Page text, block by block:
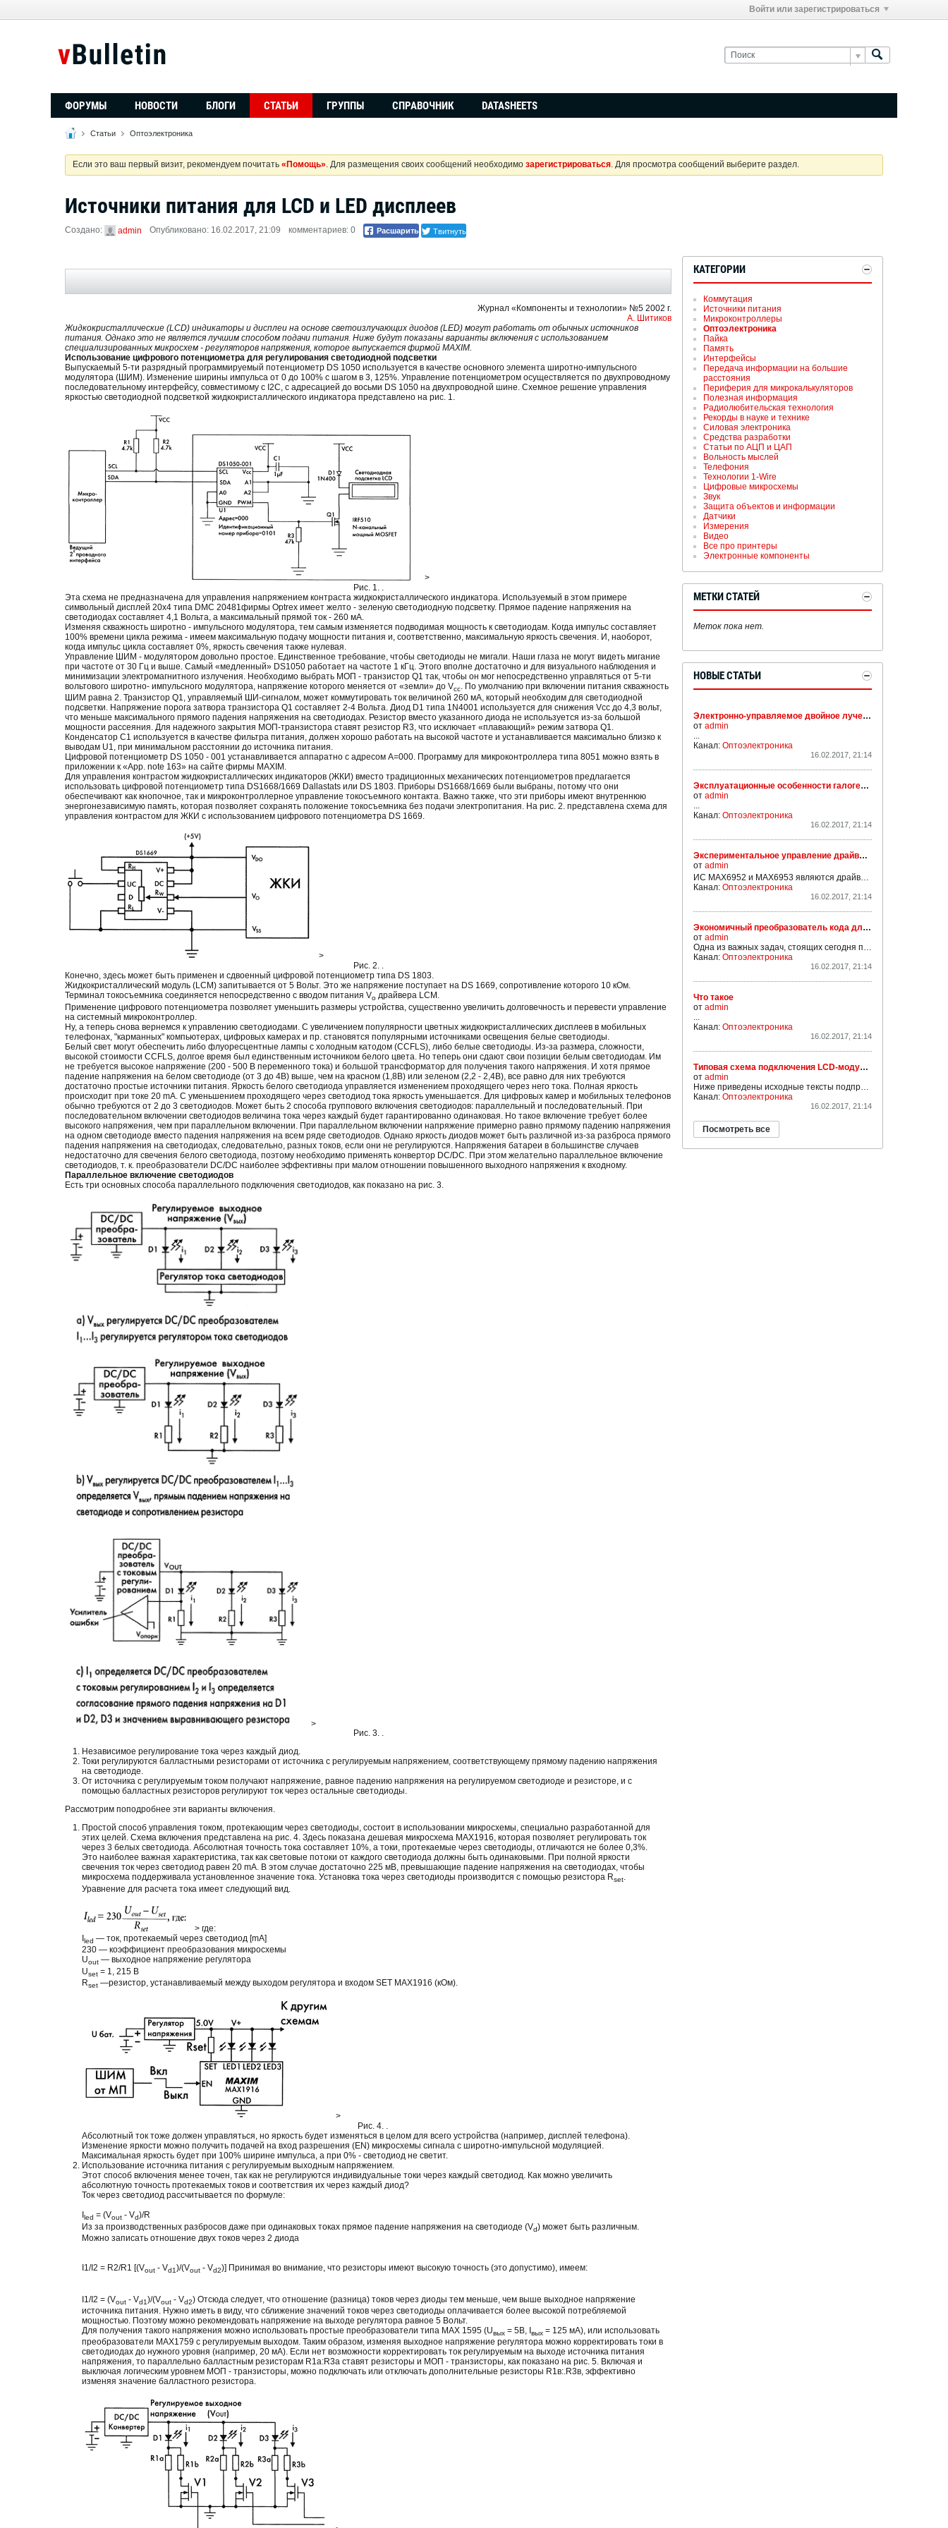
Войти или зарегистрироваться
ФОРУМЫ НОВОСТИ БЛОГИ СТАТЬИ ГРУППЫ СПРАВОЧНИК DATASHEETS
Статьи Оптоэлектроника
Если это ваш первый визит, рекомендуем почитать «Помощь». Для размещения своих сообщений необходимо зарегистрироваться. Для просмотра сообщений выберите раздел.
Источники питания для LCD и LED дисплеев
Создано: admin Опубликовано: 16.02.2017, 21:09 комментариев: 0 Расшарить Твитнуть
Журнал «Компоненты и технологии» №5 2002 г.
А. Шитиков
Жидкокристаллические (LCD) индикаторы и дисплеи на основе светоизлучающих диодов (LED) могут работать от обычных источников
питания. Однако это не является лучшим способом подачи питания. Ниже будут показаны варианты включения с использованием
специализированных микросхем - регуляторов напряжения, которое выпускается фирмой MAXIM.
Использование цифрового потенциометра для регулирования светодиодной подсветки
Выпускаемый 5-ти разрядный программируемый потенциометр DS 1050 используется в качестве основного элемента широтно-импульсного
модулятора (ШИМ). Изменение ширины импульса от 0 до 100% с шагом в 3, 125%. Управление потенциометром осуществляется по двухпроводному
последовательному интерфейсу, совместимому с I2C, с адресацией до восьми DS 1050 на двухпроводной шине. Схемное решение управления
яркостью светодиодной подсветкой жидкокристаллического индикатора представлено на рис. 1.
>
Рис. 1. .
Эта схема не предназначена для управления напряжением контраста жидкокристаллического индикатора. Используемый в этом примере
символьный дисплей 20х4 типа DMC 20481фирмы Optrex имеет желто - зеленую светодиодную подсветку. Прямое падение напряжения на
светодиодах составляет 4,1 Вольта, а максимальный прямой ток - 260 мА.
Изменяя скважность широтно - импульсного модулятора, тем самым изменяется подводимая мощность к светодиодам. Когда импульс составляет
100% времени цикла режима - имеем максимальную подачу мощности питания и, соответственно, максимальную яркость свечения. И, наоборот,
когда импульс цикла составляет 0%, яркость свечения также нулевая.
Управление ШИМ - модулятором довольно простое. Единственное требование, чтобы светодиоды не мигали. Наши глаза не могут видеть мигание
при частоте от 30 Гц и выше. Самый «медленный» DS1050 работает на частоте 1 кГц. Этого вполне достаточно и для визуального наблюдения и
минимизации электромагнитного излучения. Необходимо выбрать МОП - транзистор Q1 так, чтобы он мог непосредственно управляться от 5-ти
вольтового широтно- импульсного модулятора, напряжение которого меняется от «земли» до Vcc. По умолчанию при включении питания скважность
ШИМ равна 2. Транзистор Q1, управляемый ШИ-сигналом, может коммутировать ток величиной 260 мА, который необходим для светодиодной
подсветки. Напряжение порога затвора транзистора Q1 составляет 2-4 Вольта. Диод D1 типа 1N4001 используется для снижения Vcc до 4,3 вольт,
что меньше максимального прямого падения напряжения на светодиодах. Резистор вместо указанного диода не используется из-за большой
мощности рассеяния. Для надежного закрытия МОП-транзистора ставят резистор R3, что исключает «плавающий» режим затвора Q1.
Конденсатор С1 используется в качестве фильтра питания, должен хорошо работать на высокой частоте и устанавливается максимально близко к
выводам U1, при минимальном расстоянии до источника питания.
Цифровой потенциометр DS 1050 - 001 устанавливается аппаратно с адресом А=000. Программу для микроконтроллера типа 8051 можно взять в
приложении к «App. note 163» на сайте фирмы MAXIM.
Для управления контрастом жидкокристаллических индикаторов (ЖКИ) вместо традиционных механических потенциометров предлагается
использовать цифровой потенциометр типа DS1668/1669 Dallastats или DS 1803. Приборы DS1668/1669 были выбраны, потому что они
обеспечивают как кнопочное, так и микроконтроллерное управление токосъемного контакта. Важно также, что эти приборы имеют внутреннюю
энергонезависимую память, которая позволяет сохранять положение токосъемника без подачи электропитания. На рис. 2. представлена схема для
управления контрастом для ЖКИ с использованием цифрового потенциометра DS 1669.
>
Рис. 2. .
Конечно, здесь может быть применен и сдвоенный цифровой потенциометр типа DS 1803.
Жидкокристаллический модуль (LCM) запитывается от 5 Вольт. Это же напряжение поступает на DS 1669, сопротивление которого 10 кОм.
Терминал токосъемника соединяется непосредственно с вводом питания Vo драйвера LCM.
Применение цифрового потенциометра позволяет уменьшить размеры устройства, существенно увеличить долговечность и перевести управление
на системный микроконтроллер.
Ну, а теперь снова вернемся к управлению светодиодами. С увеличением популярности цветных жидкокристаллических дисплеев в мобильных
телефонах, "карманных" компьютерах, цифровых камерах и пр. становятся популярными источниками освещения белые светодиоды.
Белый свет могут обеспечить либо флуоресцентные лампы с холодным катодом (CCFLS), либо белые светодиоды. Из-за размера, сложности,
высокой стоимости CCFLS, долгое время был единственным источником белого цвета. Но теперь они сдают свои позиции белым светодиодам. Им
не требуется высокое напряжение (200 - 500 В переменного тока) и большой трансформатор для получения такого напряжения. И хотя прямое
падение напряжения на белом светодиоде (от 3 до 4В) выше, чем на красном (1,8В) или зеленом (2,2 - 2,4В), все равно для них требуются
достаточно простые источники питания. Яркость белого светодиода управляется изменением проходящего через него тока. Полная яркость
происходит при токе 20 mA. С уменьшением проходящего через светодиод тока яркость уменьшается. Для цифровых камер и мобильных телефонов
обычно требуются от 2 до 3 светодиодов. Может быть 2 способа группового включения светодиодов: параллельный и последовательный. При
последовательном включении светодиодов величина тока через каждый будет гарантированно одинаковая. Но такое включение требует более
высокого напряжения, чем при параллельном включении. При параллельном включении напряжение примерно равно прямому падению напряжения
на одном светодиоде вместо падения напряжения на всем ряде светодиодов. Однако яркость диодов может быть различной из-за разброса прямого
падения напряжения на светодиодах, следовательно, разных токов, если они не регулируются. Напряжения батареи в большинстве случаев
недостаточно для свечения белого светодиода, поэтому необходимо применять конвертор DC/DC. При этом желательно параллельное включение
светодиодов, т. к. преобразователи DC/DC наиболее эффективны при малом отношении повышенного выходного напряжения к входному.
Параллельное включение светодиодов
Есть три основных способа параллельного подключения светодиодов, как показано на рис. 3.
>
Рис. 3. .
Независимое регулирование тока через каждый диод.
Токи регулируются балластными резисторами от источника с регулируемым напряжением, соответствующему прямому падению напряжения
на светодиоде.
От источника с регулируемым током получают напряжение, равное падению напряжения на регулируемом светодиоде и резисторе, и с
помощью балластных резисторов регулируют ток через остальные светодиоды.
Рассмотрим поподробнее эти варианты включения.
Простой способ управления током, протекающим через светодиоды, состоит в использовании микросхемы, специально разработанной для
этих целей. Схема включения представлена на рис. 4. Здесь показана дешевая микросхема MAX1916, которая позволяет регулировать ток
через 3 белых светодиода. Абсолютная точность тока составляет 10%, а токи, протекаемые через светодиоды, отличаются не более 0,3%.
Это наиболее важная характеристика, так как световые потоки от каждого светодиода должны быть одинаковыми. При полной яркости
свечения ток через светодиод равен 20 mA. В этом случае достаточно 225 мВ, превышающие падение напряжения на светодиодах, чтобы
микросхема поддерживала установленное значение тока. Установка тока через светодиоды производится с помощью резистора Rset.
Уравнение для расчета тока имеет следующий вид.
> где:
Iled — ток, протекаемый через светодиод [mA]
230 — коэффициент преобразования микросхемы
Uout — выходное напряжение регулятора
Uset = 1, 215 В
Rset —резистор, устанавливаемый между выходом регулятора и входом SET MAX1916 (кОм).
>
Рис. 4. .
Абсолютный ток тоже должен управляться, но яркость будет изменяться в целом для всего устройства (например, дисплей телефона).
Изменение яркости можно получить подачей на вход разрешения (EN) микросхемы сигнала с широтно-импульсной модуляцией.
Максимальная яркость будет при 100% ширине импульса, а при 0% - светодиод не светит.
Использование источника питания с регулируемым выходным напряжением.
Этот способ включения менее точен, так как не регулируются индивидуальные токи через каждый светодиод. Как можно увеличить
абсолютную точность протекаемых токов и соответствия их через каждый диод?
Ток через светодиод рассчитывается по формуле:
led = (Vout - Vd)/R
Из за производственных разбросов даже при одинаковых токах прямое падение напряжения на светодиоде (Vd) может быть различным.
Можно записать отношение двух токов через 2 диода
I1/I2 = R2/R1 [(Vout - Vd1)/(Vout - Vd2)] Принимая во внимание, что резисторы имеют высокую точность (это допустимо), имеем:
I1/I2 = (Vout - Vd1)/(Vout - Vd2) Отсюда следует, что отношение (разница) токов через диоды тем меньше, чем выше выходное напряжение
источника питания. Нужно иметь в виду, что сближение значений токов через светодиоды оплачивается более высокой потребляемой
мощностью. Поэтому можно рекомендовать напряжение на выходе регулятора равное 5 Вольт.
Для получения такого напряжения можно использовать простые преобразователи типа MAX 1595 (Uвых = 5В, I вых = 125 мA), или использовать
преобразователи MAX1759 с регулируемым выходом. Таким образом, изменяя выходное напряжение регулятора можно корректировать токи в
светодиодах до нужного уровня (например, 20 мA). Если нет возможности корректировать ток регулируемым на выходе источника питания
напряжения, то параллельно балластным резисторам R1a:R3a ставят резисторы и МОП - транзисторы, как показано на рис. 5. Включая и
выключая логическим уровнем МОП - транзисторы, можно подключать или отключать дополнительные резисторы R1в:.R3в, эффективно
изменяя значение балластного резистора.
КАТЕГОРИИ
Коммутация
Источники питания
Микроконтроллеры
Оптоэлектроника
Пайка
Память
Интерфейсы
Передача информации на большие
расстояния
Периферия для микрокалькуляторов
Полезная информация
Радиолюбительская технология
Рекорды в науке и технике
Силовая электроника
Средства разработки
Статьи по АЦП и ЦАП
Вольность мыслей
Телефония
Технологии 1-Wire
Цифровые микросхемы
Звук
Защита объектов и информации
Датчики
Измерения
Видео
Все про принтеры
Электронные компоненты
МЕТКИ СТАТЕЙ
Меток пока нет.
НОВЫЕ СТАТЬИ
Электронно-управляемое двойное лучепреломление ECB (VAN)
от admin
...
Канал: Оптоэлектроника
16.02.2017, 21:14
Эксплуатационные особенности галогенных ламп накаливания
от admin
...
Канал: Оптоэлектроника
16.02.2017, 21:14
Экспериментальное управление драйверами LED дисплеев MAX6952 и MAX6953
от admin
ИС MAX6952 и MAX6953 являются драйверами 4-х разрядных 5х7 матричных LED дисплеев, управляемых посредством высокоскоростного SPI (MAX6952) или I
Канал: Оптоэлектроника
16.02.2017, 21:14
Экономичный преобразователь кода для семисегментного индикатора
от admin
Одна из важных задач, стоящих сегодня перед разработчиками электронной аппаратуры, как профессионалами, так и радиолюбителями, — всемерное снижение ее токопотребления. Решать эту задачу можно по-разному: и применением экономичных микросхем, и созданием новых схемных решений,...
Канал: Оптоэлектроника
16.02.2017, 21:14
Что такое
от admin
...
Канал: Оптоэлектроника
16.02.2017, 21:14
Типовая схема подключения LCD-модуля по 4-х проводному интерфейсу к микроконтрол
от admin
Ниже приведены исходные тексты подпрограммы на языке ассемблера ASM51, позволяющие записывать данные, инструкции в контроллер, считывать данные. Приведен так же примерный текст подпрограммы инициализации контроллера в режим восьми битного интерфейса, при работе с двумя строками....
Канал: Оптоэлектроника
16.02.2017, 21:14
Посмотреть все